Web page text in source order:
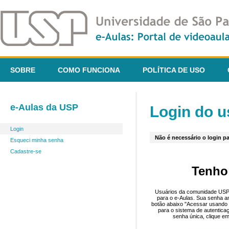
SOBRE COMO FUNCIONA POLÍTICA DE USO
e-Aulas da USP
Login
Esqueci minha senha
Cadastre-se
Login do
Não é necessário o login
Usuários da comunidade
para o e-Aulas. Sua senha
botão abaixo "Acessar
para o sistema de
senha única, clique